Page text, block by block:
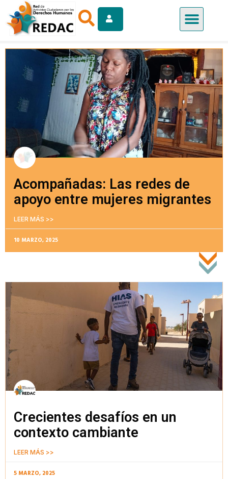
Acompañadas: Las redes de
apoyo entre mujeres migrantes
LEER MÁS >>
10 MARZO, 2025
Crecientes desafíos en un
contexto cambiante
LEER MÁS >>
5 MARZO, 2025